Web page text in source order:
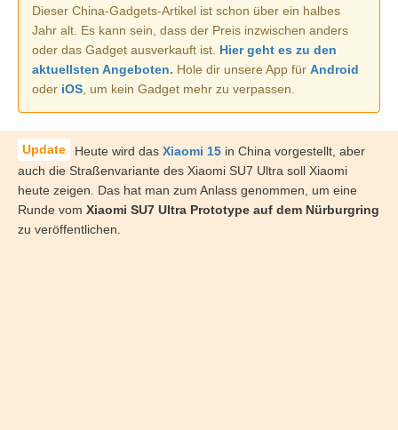
Dieser China-Gadgets-Artikel ist schon über ein halbes
Jahr alt. Es kann sein, dass der Preis inzwischen anders
oder das Gadget ausverkauft ist. Hier geht es zu den
aktuellsten Angeboten. Hole dir unsere App für Android
oder iOS , um kein Gadget mehr zu verpassen.
Heute wird das Xiaomi 15 in China vorgestellt, aber
auch die Straßenvariante des Xiaomi SU7 Ultra soll Xiaomi
heute zeigen. Das hat man zum Anlass genommen, um eine
Runde vom Xiaomi SU7 Ultra Prototype auf dem Nürburgring
zu veröffentlichen.